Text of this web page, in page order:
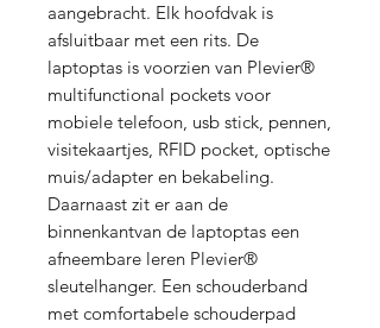
aangebracht. Elk hoofdvak is
afsluitbaar met een rits. De
laptoptas is voorzien van Plevier®
multifunctional pockets voor
mobiele telefoon, usb stick, pennen,
visitekaartjes, RFID pocket, optische
muis/adapter en bekabeling.
Daarnaast zit er aan de
binnenkantvan de laptoptas een
afneembare leren Plevier®
sleutelhanger. Een schouderband
met comfortabele schouderpad